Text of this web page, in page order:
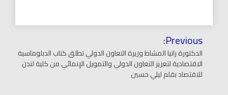
تصفّح
المقالات
Previous:
الدكتورة رانيا المشاط وزيرة التعاون الدولي تطلق كتاب الدبلوماسية
الاقتصادية لتعزيز التعاون الدولي والتمويل الإنمائي من كلية لندن
للاقتصاد بقلم ليلي حسين